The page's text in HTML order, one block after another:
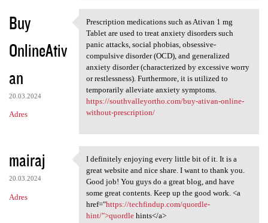
Buy
OnlineAtiv
an
20.03.2024
Adres
Prescription medications such
Prescription medications such as Ativan 1 mg
Tablet are used to treat anxiety disorders such
panic attacks, social phobias, obsessive-
compulsive disorder (OCD), and generalized
anxiety disorder (characterized by excessive worry
or restlessness). Furthermore, it is utilized to
temporarily alleviate anxiety symptoms.
https://southvalleyortho.com/buy-ativan-online-
without-prescription/
mairaj
20.03.2024
Adres
I definitely enjoying every
I definitely enjoying every little bit of it. It is a
great website and nice share. I want to thank you.
Good job! You guys do a great blog, and have
some great contents. Keep up the good work. <a
href="https://techfindup.com/quordle-
hint/">quordlehints</a>